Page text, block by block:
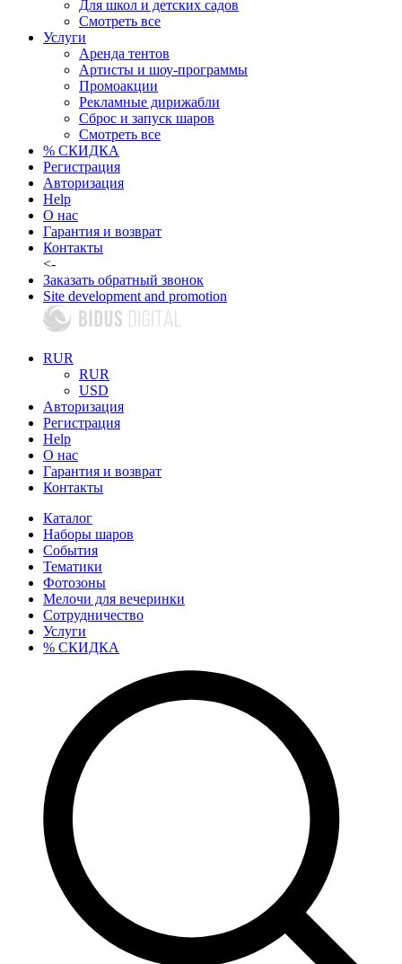
Для школ и детских садов
Смотреть все
Услуги
Аренда тентов
Артисты и шоу-программы
Промоакции
Рекламные дирижабли
Сброс и запуск шаров
Смотреть все
% СКИДКА
Регистрация
Авторизация
Help
О нас
Гарантия и возврат
Контакты
<-
Заказать обратный звонок
Site development and promotion
RUR
RUR
USD
Авторизация
Регистрация
Help
О нас
Гарантия и возврат
Контакты
Каталог
Наборы шаров
События
Тематики
Фотозоны
Мелочи для вечеринки
Сотрудничество
Услуги
% СКИДКА